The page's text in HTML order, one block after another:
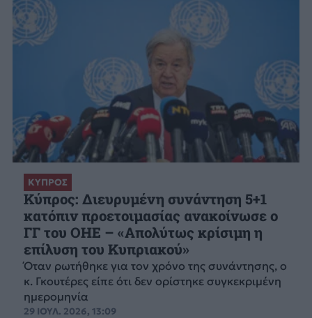
ΚΥΠΡΟΣ
Κύπρος: Διευρυμένη συνάντηση 5+1
κατόπιν προετοιμασίας ανακοίνωσε ο
ΓΓ του ΟΗΕ – «Απολύτως κρίσιμη η
επίλυση του Κυπριακού»
Όταν ρωτήθηκε για τον χρόνο της συνάντησης, ο
κ. Γκουτέρες είπε ότι δεν ορίστηκε συγκεκριμένη
ημερομηνία
29 ΙΟΥΛ. 2026, 13:09